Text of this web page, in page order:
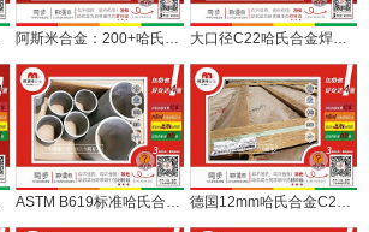
阿斯米合金：200+哈氏合金焊接管顺利过检入用户库 大口径C22哈氏合金焊接管批量定长交付